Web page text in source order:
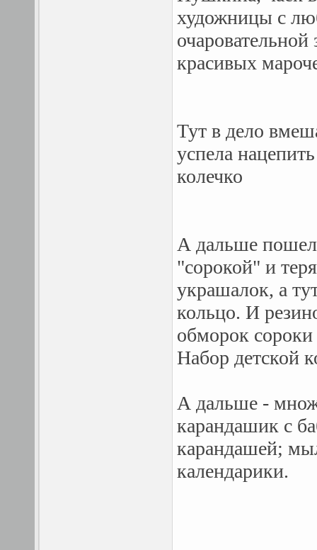
художницы с
красивых
Тут в дело
успела
колечко
А дальше пошел
"сорокой" и
украшалок, а
кольцо. И
обморок
Набор детской
А дальше -
карандашик с
карандашей;
календарики.